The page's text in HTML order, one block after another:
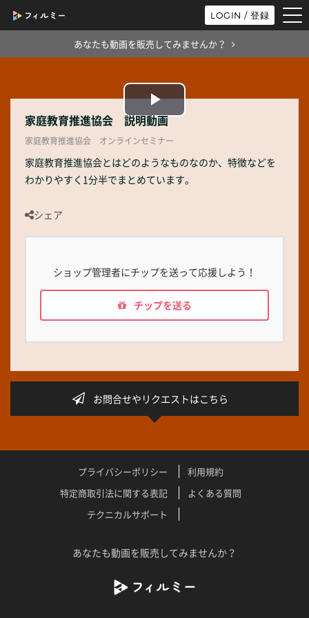
LOGIN / 登録
あなたも動画を販売してみませんか？
Play
Video
家庭教育推進協会 説明動画
家庭教育推進協会 オンラインセミナー
家庭教育推進協会とはどのようなものなのか、特徴などを
わかりやすく1分半でまとめています。
シェア
ショップ管理者にチップを送って応援しよう！
チップを送る
お問合せやリクエストはこちら
プライバシーポリシー
利用規約
特定商取引法に関する表記
よくある質問
テクニカルサポート
あなたも動画を販売してみませんか？